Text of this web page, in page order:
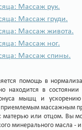
Массаж рук.
Массаж груди.
Массаж живота.
Массаж ног.
Массаж спины.
помощь в
находится в
мышц и ускорению
приемлемым массажным
или отцом. Вы
минерального масла